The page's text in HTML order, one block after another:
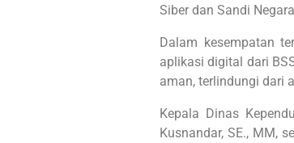
Siber dan Sandi
Dalam kesempatan
aplikasi digital dari
aman, terlindungi dari
Kepala Dinas
Kusnandar, SE., MM,